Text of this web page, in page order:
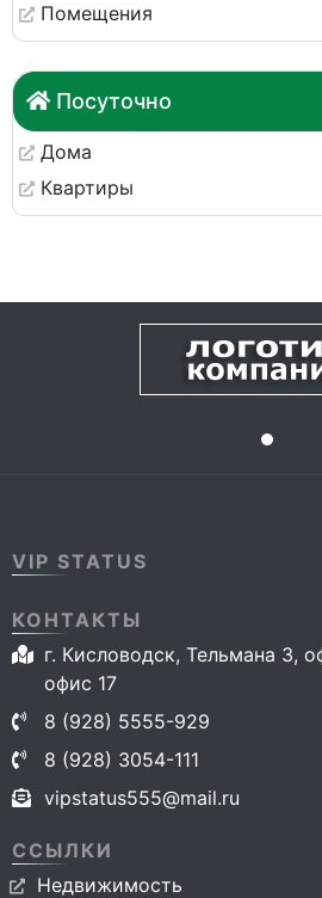
Помещения
Посуточно
Дома
Квартиры
VIP STATUS
КОНТАКТЫ
г. Кисловодск, Тельмана 3,
офис 17
8 (928) 5555-929
8 (928) 3054-111
vipstatus555@mail.ru
ССЫЛКИ
Недвижимость